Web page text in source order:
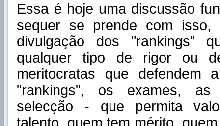
Essa é hoje uma discussão
sequer se prende com
divulgação dos "rankings"
qualquer tipo de rigor ou
meritocratas que defendem
"rankings", os exames, as
selecção - que permita
talento, quem tem mérito,